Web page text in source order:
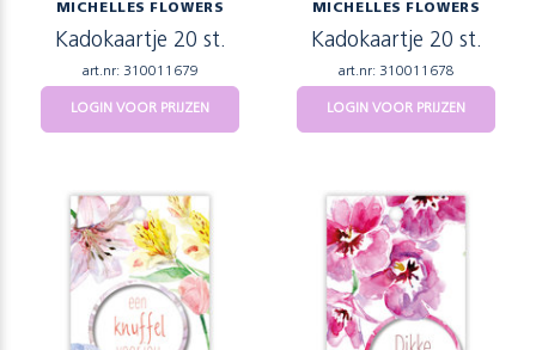
MICHELLES FLOWERS
Kadokaartje 20 st.
art.nr: 310011679
LOGIN VOOR PRIJZEN
MICHELLES FLOWERS
Kadokaartje 20 st.
art.nr: 310011678
LOGIN VOOR PRIJZEN